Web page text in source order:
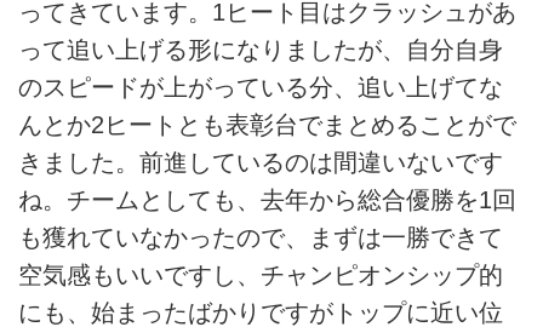
ってきています。1ヒート目はクラッシュがあ
って追い上げる形になりましたが、自分自身
のスピードが上がっている分、追い上げてな
んとか2ヒートとも表彰台でまとめることがで
きました。前進しているのは間違いないです
ね。チームとしても、去年から総合優勝を1回
も獲れていなかったので、まずは一勝できて
空気感もいいですし、チャンピオンシップ的
にも、始まったばかりですがトップに近い位